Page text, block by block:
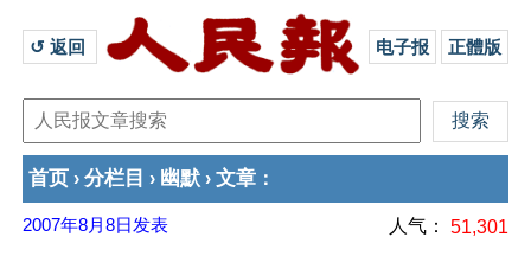
↺ 返回 电子报 正體版
首页 › 分栏目 › 幽默 › 文章 ：
2007年8月8日 发表 人气： 51,301